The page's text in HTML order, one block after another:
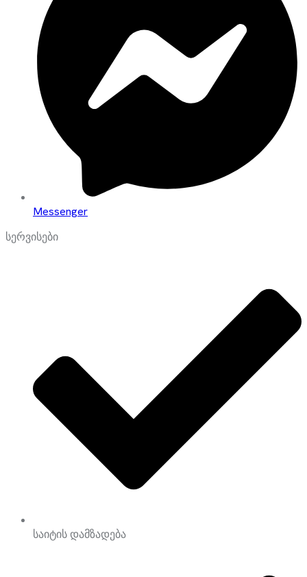
Messenger
სერვისები
საიტის დამზადება